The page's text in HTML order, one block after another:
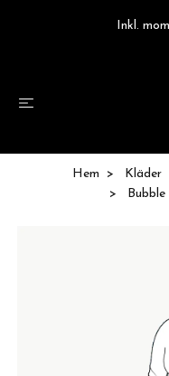
Inkl.
Hem Kläder